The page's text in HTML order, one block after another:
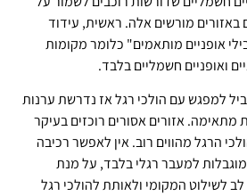
באזורים מורשים אלה. ראשית, עידוד
אופניים מותאמים" כלומר מקומות
ואופניים חשמליים בלבד.
למפגש עם הולכי רגל אז נדרשת ערנות
אזורים אסורים רוכזים בעיקר
הרגל מהווים רוב. אין לאפשר רכיבה
למעבר רגלי בלבד, על מנת
לשילוט המקומי ולאותת להולכי רגל